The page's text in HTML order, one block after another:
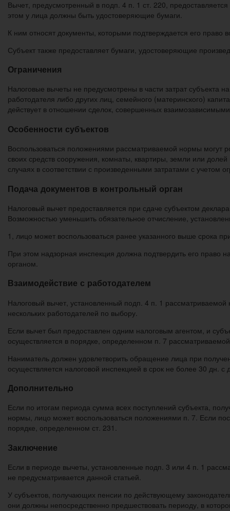
Вычет, предусмотренный в подп. 4 п. 1 ст. 220,
этом у лица должны быть удостоверяющие бумаги.
К ним относят документы, которыми подтверждается его
Субъект также предоставляет бумаги, удостоверяющие
Ограничения
Налоговые вычеты не предусмотрены в части затрат субъекта
работодателя либо других лиц, семейного (материнского)
действует в отношении сделок, совершенных
Особенности субъектов
Воспользоваться положениями рассматриваемой нормы могут
своих средств сооружения, комнаты, квартиры, земли или
случаях в соответствии с произведенными затратами с
Подача документов в контрольный орган
Налоговый вычет предоставляется при сдаче субъектом
Возможностью уменьшить обязательное отчисление,
1, лицо может воспользоваться ранее указанного выше срока
При этом надзорная инспекция должна подтвердить его
органом.
Взаимодействие с работодателем
Налоговый вычет, установленный подп. 4 п. 1
нескольких работодателей по выбору.
Если вычет был предоставлен одним налоговым агентом, и
осуществляется в порядке, определенном п. 7
Наниматель должен удовлетворить обращение лица при
осуществляется налоговой инспекцией в срок не более 30 дн. с
Дополнительно
Если по итогам периода сумма всех поступлений субъекта,
нормы, лицо может воспользоваться положениями п. 7. Если
порядке, определенном ст. 231.
Заключение
Если в периоде вычеты, установленные подп. 3 или 4 п. 1
не предусматривается данной статьей.
У субъектов, получающих пенсии по действующему
они должны непосредственно предшествовать периоду, в